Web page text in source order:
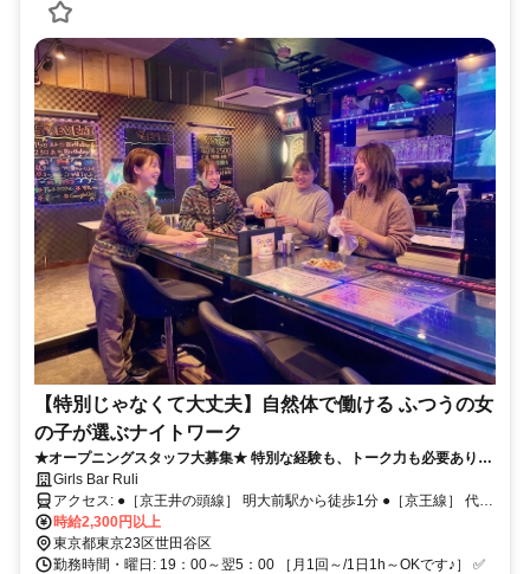
【特別じゃなくて大丈夫】自然体で働ける ふつうの女
の子が選ぶナイトワーク
★オープニングスタッフ大募集★ 特別な経験も、トーク力も必要ありま
せん。 未経験の女の子が自然体で働けるお店です♪時給2,300円以上！ノ
ルマなし・営業なし・全額日払いOK・週1日～OK・自由シフト・送り
あり◎スナック感覚のラフ接客でOK！
Girls Bar Ruli
アクセス: ●［京王井の頭線］ 明大前駅から徒歩1分 ●［京王線］ 代田
橋駅から徒歩13分 ●［東急世田谷線］ 下高井戸駅から徒歩15分
時給2,300円以上
東京都東京23区世田谷区
勤務時間・曜日: 19：00～翌5：00 ［月1回～/1日1h～OKです♪］ ✅